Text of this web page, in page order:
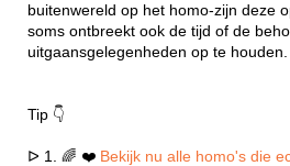
buitenwereld op het homo-zijn deze
soms ontbreekt ook de tijd of de
uitgaansgelegenheden op te houden.
Tip 👇
ᐅ 1. 🌈 ❤️ Bekijk nu alle homo's die